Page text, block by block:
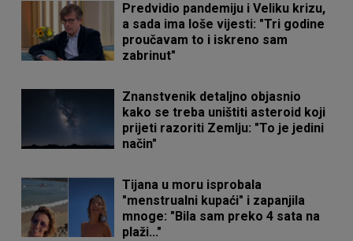
Predvidio pandemiju i Veliku krizu,
a sada ima loše vijesti: "Tri godine
proučavam to i iskreno sam
zabrinut"
Znanstvenik detaljno objasnio
kako se treba uništiti asteroid koji
prijeti razoriti Zemlju: "To je jedini
način"
Tijana u moru isprobala
"menstrualni kupaći" i zapanjila
mnoge: "Bila sam preko 4 sata na
plaži..."